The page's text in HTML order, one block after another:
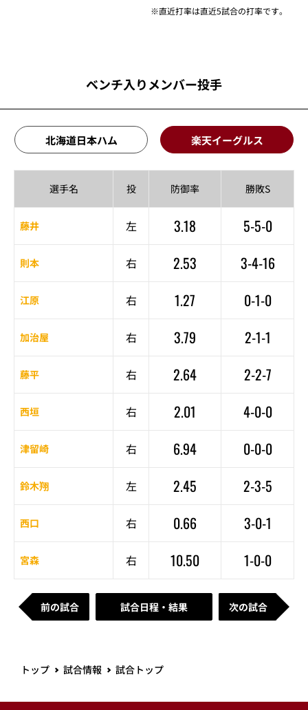
※直近打率は直近5試合の打率です。
ベンチ入りメンバー投手
北海道日本ハム 楽天イーグルス
選手名 投 防御率 勝敗S
藤井 左 3.18 5-5-0
則本 右 2.53 3-4-16
江原 右 1.27 0-1-0
加治屋 右 3.79 2-1-1
藤平 右 2.64 2-2-7
西垣 右 2.01 4-0-0
津留崎 右 6.94 0-0-0
鈴木翔 左 2.45 2-3-5
西口 右 0.66 3-0-1
宮森 右 10.50 1-0-0
前の試合 試合日程・結果 次の試合
トップ 試合情報 試合トップ